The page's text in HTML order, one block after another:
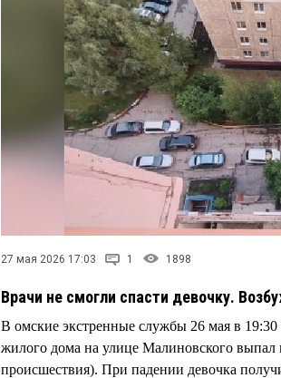
27 мая 2026 17:03 1 1898
Врачи не смогли спасти девочку.
В омские экстренные службы 26 мая в
жилого дома на улице Малиновского выпал
происшествия). При падении девочка